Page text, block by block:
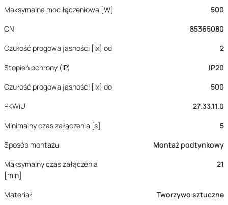
Maksymalna moc łączeniowa [W]
500
CN
85365080
Czułość progowa jasności [lx] od
2
Stopień ochrony (IP)
IP20
Czułość progowa jasności [lx] do
500
PKWiU
27.33.11.0
Minimalny czas załączenia [s]
5
Sposób montażu
Montaż podtynkowy
Maksymalny czas załączenia
[min]
21
Materiał Tworzywo sztuczne